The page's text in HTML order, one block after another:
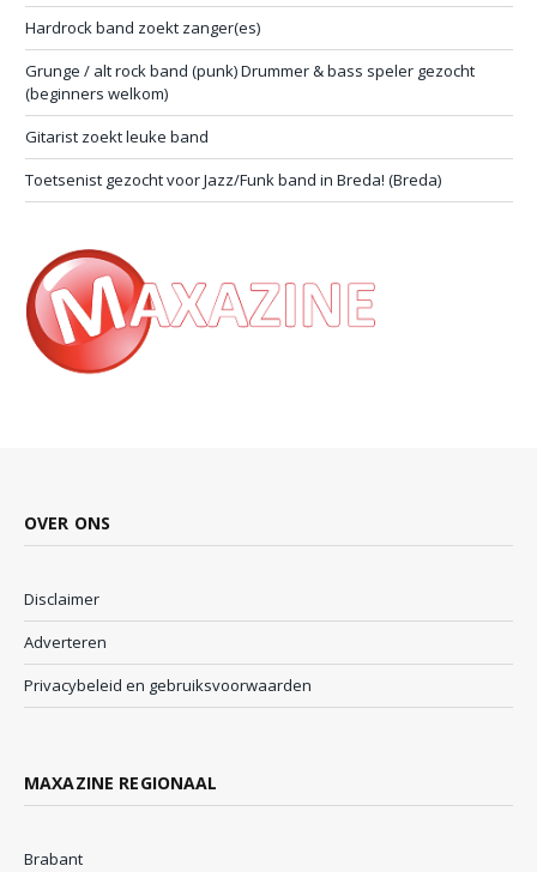
Hardrock band zoekt zanger(es)
Grunge / alt rock band (punk) Drummer & bass speler gezocht
(beginners welkom)
Gitarist zoekt leuke band
Toetsenist gezocht voor Jazz/Funk band in Breda! (Breda)
OVER ONS
Disclaimer
Adverteren
Privacybeleid en gebruiksvoorwaarden
MAXAZINE REGIONAAL
Brabant